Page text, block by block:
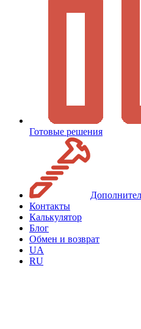
Готовые решения
Контакты
Калькулятор
Блог
Обмен и возврат
UA
RU